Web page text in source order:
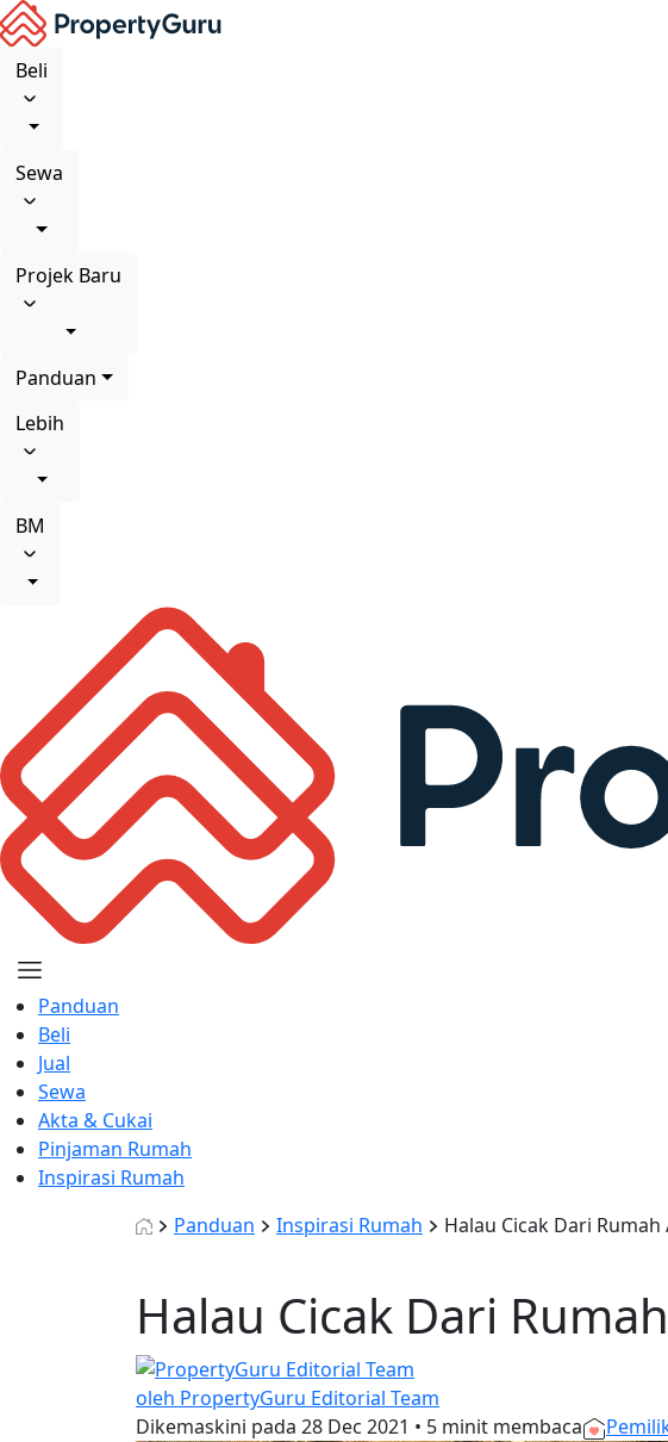
Beli
Sewa
Projek Baru
Panduan
Lebih
BM
Panduan
Beli
Jual
Sewa
Akta & Cukai
Pinjaman Rumah
Inspirasi Rumah
Panduan
Inspirasi Rumah Halau Cicak Dari
Halau Cicak Dari
oleh PropertyGuru Editorial Team
Dikemaskini pada 28 Dec 2021 • 5 minit membaca